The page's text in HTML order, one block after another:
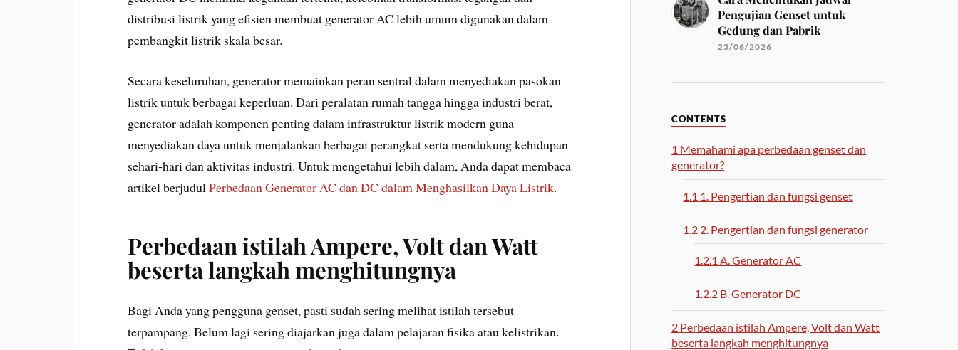
distribusi listrik yang efisien membuat generator AC lebih umum digunakan dalam
pembangkit listrik skala besar.
Secara keseluruhan, generator memainkan peran sentral dalam menyediakan pasokan
listrik untuk berbagai keperluan. Dari peralatan rumah tangga hingga industri berat,
generator adalah komponen penting dalam infrastruktur listrik modern guna
menyediakan daya untuk menjalankan berbagai perangkat serta mendukung kehidupan
sehari-hari dan aktivitas industri. Untuk mengetahui lebih dalam, Anda dapat membaca
artikel berjudulPerbedaan Generator AC dan DC dalam Menghasilkan Daya Listrik.
Perbedaan istilah Ampere, Volt dan Watt
beserta langkah menghitungnya
Bagi Anda yang pengguna genset, pasti sudah sering melihat istilah tersebut
terpampang. Belum lagi sering diajarkan juga dalam pelajaran fisika atau kelistrikan.
Pengujian Genset untuk
Gedung dan Pabrik
23/06/2026
CONTENTS
1 Memahami apa perbedaan genset dan
generator?
1.1 1. Pengertian dan fungsi genset
1.2 2. Pengertian dan fungsi generator
1.2.1 A. Generator AC
1.2.2 B. Generator DC
2 Perbedaan istilah Ampere, Volt dan Watt
beserta langkah menghitungnya